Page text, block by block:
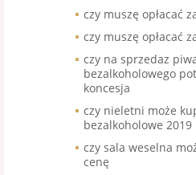
czy muszę opłacać
czy muszę opłacać
czy na sprzedaz
bezalkoholowego
koncesja
czy nieletni może
bezalkoholowe 2019
czy sala weselna
cenę